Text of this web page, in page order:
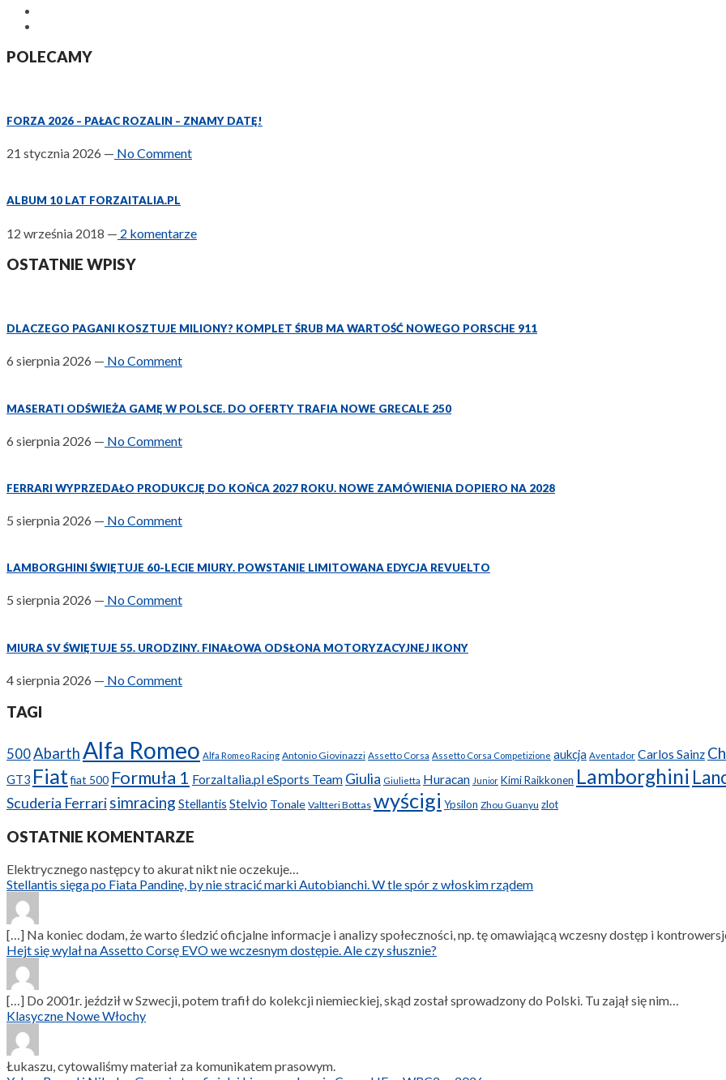
POLECAMY
FORZA 2026 – PAŁAC ROZALIN – ZNAMY DATĘ!
21 stycznia 2026 — No Comment
ALBUM 10 LAT FORZAITALIA.PL
12 września 2018 — 2 komentarze
OSTATNIE WPISY
DLACZEGO PAGANI KOSZTUJE MILIONY? KOMPLET ŚRUB MA WARTOŚĆ NOWEGO PORSCHE 911
6 sierpnia 2026 — No Comment
MASERATI ODŚWIEŻA GAMĘ W POLSCE. DO OFERTY TRAFIA NOWE GRECALE 250
6 sierpnia 2026 — No Comment
FERRARI WYPRZEDAŁO PRODUKCJĘ DO KOŃCA 2027 ROKU. NOWE ZAMÓWIENIA DOPIERO NA 2028
5 sierpnia 2026 — No Comment
LAMBORGHINI ŚWIĘTUJE 60-LECIE MIURY. POWSTANIE LIMITOWANA EDYCJA REVUELTO
5 sierpnia 2026 — No Comment
MIURA SV ŚWIĘTUJE 55. URODZINY. FINAŁOWA ODSŁONA MOTORYZACYJNEJ IKONY
4 sierpnia 2026 — No Comment
TAGI
500AbarthAlfa Romeo Alfa Romeo Racing Antonio Giovinazzi Assetto Corsa Assetto Corsa Competizione aukcja Aventador Carlos Sainz
GT3 Fiatfiat 500 Formuła 1 ForzaItalia.pl eSports Team Giulia Giulietta Huracan Junior Kimi Raikkonen Lamborghini
Scuderia Ferrarisimracing Stellantis Stelvio Tonale Valtteri Bottas wyścigi Ypsilon Zhou Guanyu zlot
OSTATNIE KOMENTARZE
Elektrycznego następcy to akurat nikt nie oczekuje…
Stellantis sięga po Fiata Pandinę, by nie stracić marki Autobianchi. W tle spór z włoskim rządem
[…] Na koniec dodam, że warto śledzić oficjalne informacje i analizy społeczności, np. tę omawiającą wczesny dostęp i
Hejt się wylał na Assetto Corsę EVO we wczesnym dostępie. Ale czy słusznie?
[…] Do 2001r. jeździł w Szwecji, potem trafił do kolekcji niemieckiej, skąd został sprowadzony do Polski. Tu zajął się nim…
Klasyczne Nowe Włochy
Łukaszu, cytowaliśmy materiał za komunikatem prasowym.